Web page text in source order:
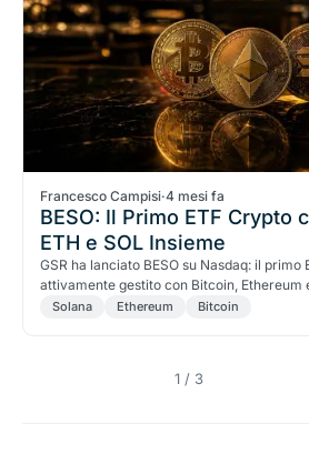
Francesco Campisi·4 mesi fa
BESO: Il Primo ETF Crypto
ETH e SOL Insieme
GSR ha lanciato BESO su Nasdaq: il
attivamente gestito con Bitcoin, Ethereum
Solana Ethereum Bitcoin
1 / 3